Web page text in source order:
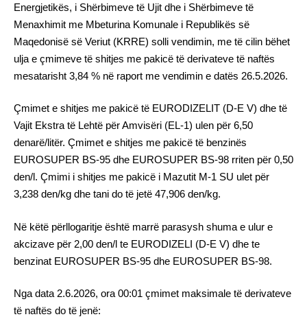
Energjetikës, i Shërbimeve të Ujit dhe i Shërbimeve të
Menaxhimit me Mbeturina Komunale i Republikës së
Maqedonisë së Veriut (KRRE) solli vendimin, me të cilin bëhet
ulja e çmimeve të shitjes me pakicë të derivateve të naftës
mesatarisht 3,84 % në raport me vendimin e datës 26.5.2026.
Çmimet e shitjes me pakicë të EURODIZELIT (D-Е V) dhe të
Vajit Ekstra të Lehtë për Amvisëri (ЕL-1) ulen për 6,50
denarë/litër. Çmimet e shitjes me pakicë të benzinës
EUROSUPER BS-95 dhe EUROSUPER BS-98 rriten për 0,50
den/l. Çmimi i shitjes me pakicë i Мazutit М-1 SU ulet për
3,238 den/kg dhe tani do të jetë 47,906 den/kg.
Në këtë përllogaritje është marrë parasysh shuma e ulur e
akcizave për 2,00 den/l te EURODIZELI (D-Е V) dhe te
benzinat EUROSUPER BS-95 dhe EUROSUPER BS-98.
Nga data 2.6.2026, ora 00:01 çmimet maksimale të derivateve
të naftës do të jenë: